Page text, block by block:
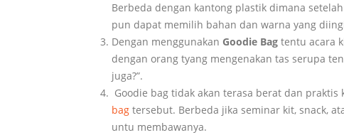
Berbeda dengan kantong plastik dimana
pun dapat memilih bahan dan warna yang
Dengan menggunakan Goodie Bag tentu acara
dengan orang tyang mengenakan tas serupa
juga?”.
Goodie bag tidak akan terasa berat dan
bag tersebut. Berbeda jika seminar kit, snack,
untu membawanya.